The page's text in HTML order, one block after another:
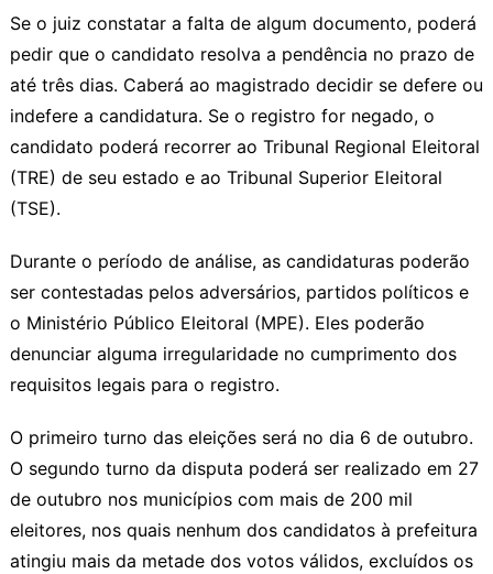
Se o juiz constatar a falta de algum documento, poderá
pedir que o candidato resolva a pendência no prazo de
até três dias. Caberá ao magistrado decidir se defere ou
indefere a candidatura. Se o registro for negado, o
candidato poderá recorrer ao Tribunal Regional Eleitoral
(TRE) de seu estado e ao Tribunal Superior Eleitoral
(TSE).
Durante o período de análise, as candidaturas poderão
ser contestadas pelos adversários, partidos políticos e
o Ministério Público Eleitoral (MPE). Eles poderão
denunciar alguma irregularidade no cumprimento dos
requisitos legais para o registro.
O primeiro turno das eleições será no dia 6 de outubro.
O segundo turno da disputa poderá ser realizado em 27
de outubro nos municípios com mais de 200 mil
eleitores, nos quais nenhum dos candidatos à prefeitura
atingiu mais da metade dos votos válidos, excluídos os